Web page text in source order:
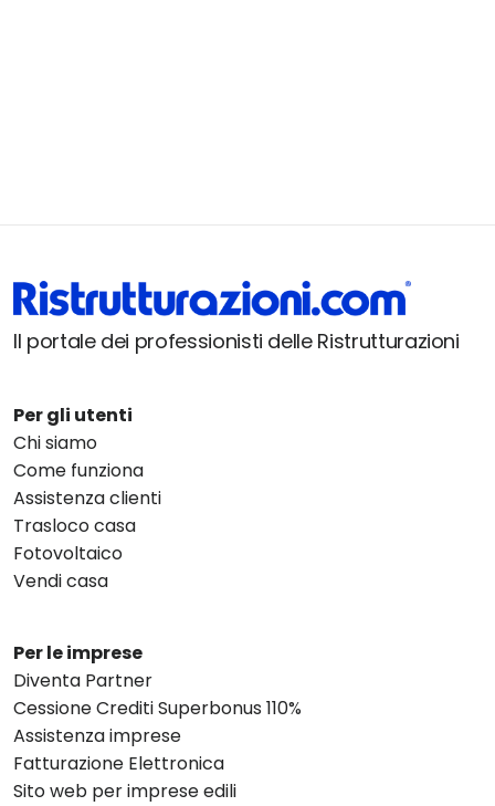
Il portale dei professionisti delle Ristrutturazioni
Per gli utenti
Chi siamo
Come funziona
Assistenza clienti
Trasloco casa
Fotovoltaico
Vendi casa
Per le imprese
Diventa Partner
Cessione Crediti Superbonus 110%
Assistenza imprese
Fatturazione Elettronica
Sito web per imprese edili